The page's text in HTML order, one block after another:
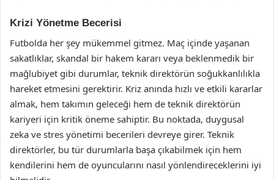
Krizi Yönetme Becerisi
Futbolda her şey mükemmel gitmez. Maç içinde yaşanan
sakatlıklar, skandal bir hakem kararı veya beklenmedik bir
mağlubiyet gibi durumlar, teknik direktörün soğukkanlılıkla
hareket etmesini gerektirir. Kriz anında hızlı ve etkili kararlar
almak, hem takımın geleceği hem de teknik direktörün
kariyeri için kritik öneme sahiptir. Bu noktada, duygusal
zeka ve stres yönetimi becerileri devreye girer. Teknik
direktörler, bu tür durumlarla başa çıkabilmek için hem
kendilerini hem de oyuncularını nasıl yönlendireceklerini iyi